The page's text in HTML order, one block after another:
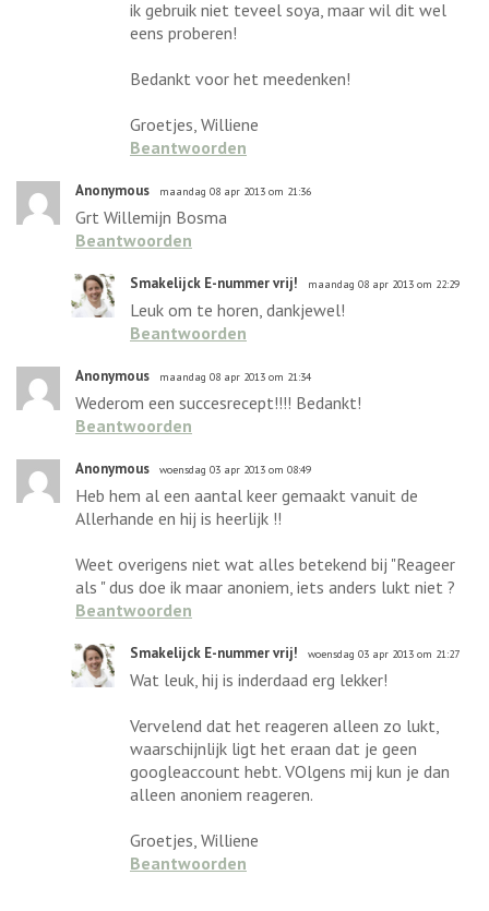
ik gebruik niet teveel soya, maar wil dit wel
eens proberen!
Bedankt voor het meedenken!
Groetjes, Williene
Beantwoorden
Anonymous maandag 08 apr 2013 om 21:36
Grt Willemijn Bosma
Beantwoorden
Smakelijck E-nummer vrij! maandag 08 apr 2013 om 22:29
Leuk om te horen, dankjewel!
Beantwoorden
Anonymous maandag 08 apr 2013 om 21:34
Wederom een succesrecept!!!! Bedankt!
Beantwoorden
Anonymous woensdag 03 apr 2013 om 08:49
Heb hem al een aantal keer gemaakt vanuit de
Allerhande en hij is heerlijk !!
Weet overigens niet wat alles betekend bij "Reageer
als " dus doe ik maar anoniem, iets anders lukt niet ?
Beantwoorden
Smakelijck E-nummer vrij! woensdag 03 apr 2013 om 21:27
Wat leuk, hij is inderdaad erg lekker!
Vervelend dat het reageren alleen zo lukt,
waarschijnlijk ligt het eraan dat je geen
googleaccount hebt. VOlgens mij kun je dan
alleen anoniem reageren.
Groetjes, Williene
Beantwoorden